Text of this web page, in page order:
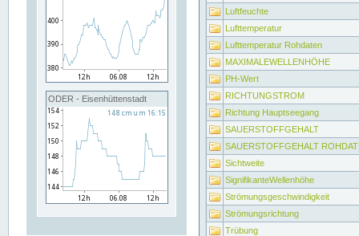
ODER - Eisenhüttenstadt
Luftfeuchte
Lufttemperatur
Lufttemperatur Rohdaten
MAXIMALEWELLENHÖHE
PH-Wert
RICHTUNGSTROM
Richtung Hauptseegang
SAUERSTOFFGEHALT
SAUERSTOFFGEHALT
Sichtweite
SignifikanteWellenhöhe
Strömungsgeschwindigkeit
Strömungsrichtung
Trübung